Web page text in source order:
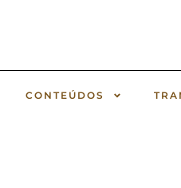
CONTEÚDOS